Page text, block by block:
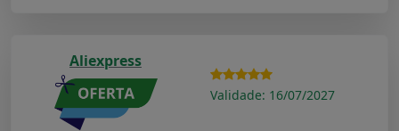
Aliexpress
Validade: 16/07/2027